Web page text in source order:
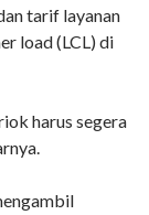
tarif layanan
load (LCL) di
harus segera